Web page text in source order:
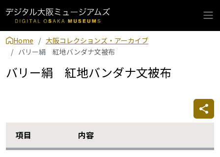
Home
大阪コレクションズ・アーカイブ
バリー絹 紅地バンダナ文被布
バリー絹 紅地バンダナ文被布
項目 内容